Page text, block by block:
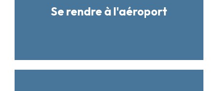
Se rendre à l'aéroport